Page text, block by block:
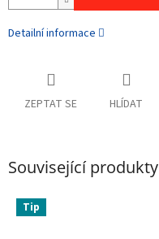
Detailní informace
ZEPTAT SE HLÍDAT
Související produkty
Tip